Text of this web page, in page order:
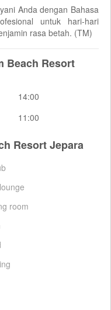
Anda dengan Bahasa
untuk hari-hari
rasa betah. (TM)
Beach Resort
14:00
11:00
Resort Jepara
room